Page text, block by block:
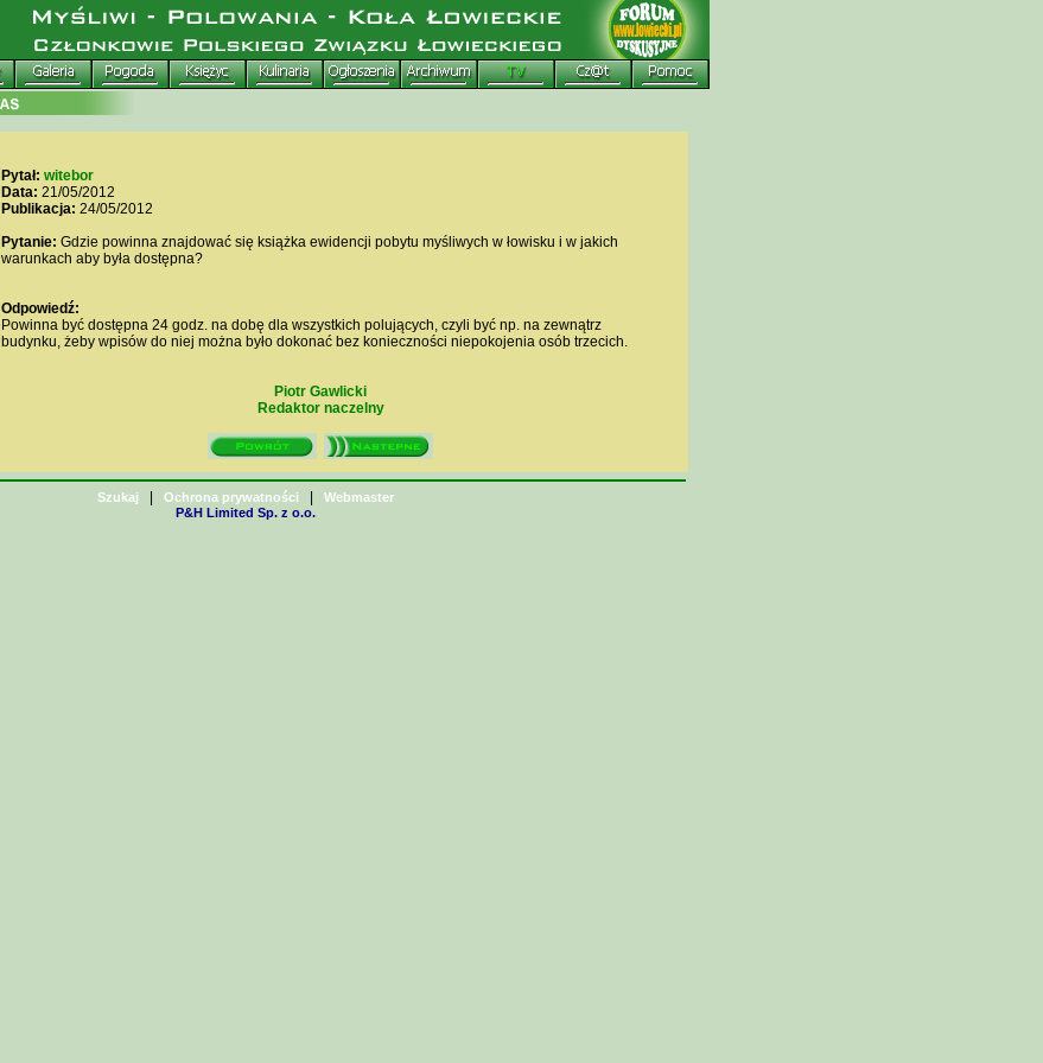
Pytał: witebor
Data: 21/05/2012
Publikacja: 24/05/2012
Pytanie: Gdzie powinna znajdować się książka ewidencji pobytu myśliwych w łowisku i w jakich
warunkach aby była dostępna?
Odpowiedź:
Powinna być dostępna 24 godz. na dobę dla wszystkich polujących, czyli być np. na zewnątrz
budynku, żeby wpisów do niej można było dokonać bez konieczności niepokojenia osób trzecich.
Piotr Gawlicki
Redaktor naczelny
Szukaj Ochrona prywatności
Webmaster
P&H Limited Sp. z o.o.